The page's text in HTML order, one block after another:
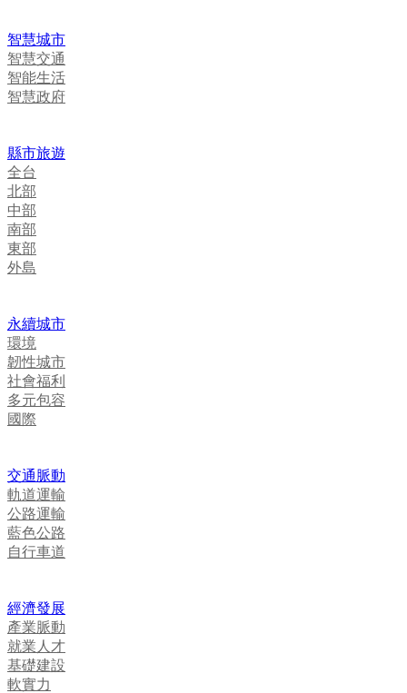
智慧城市
智慧交通
智能生活
智慧政府
縣市旅遊
全台
北部
中部
南部
東部
外島
永續城市
環境
韌性城市
社會福利
多元包容
國際
交通脈動
軌道運輸
公路運輸
藍色公路
自行車道
經濟發展
產業脈動
就業人才
基礎建設
軟實力